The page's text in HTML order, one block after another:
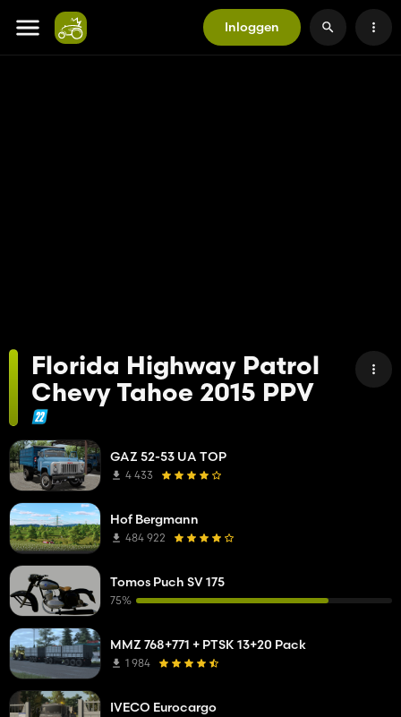
Inloggen
Florida Highway Patrol
Chevy Tahoe 2015 PPV
GAZ 52-53 UA TOP
4 433
Hof Bergmann
484 922
Tomos Puch SV 175
75%
MMZ 768+771 + PTSK 13+20 Pack
1 984
IVECO Eurocargo